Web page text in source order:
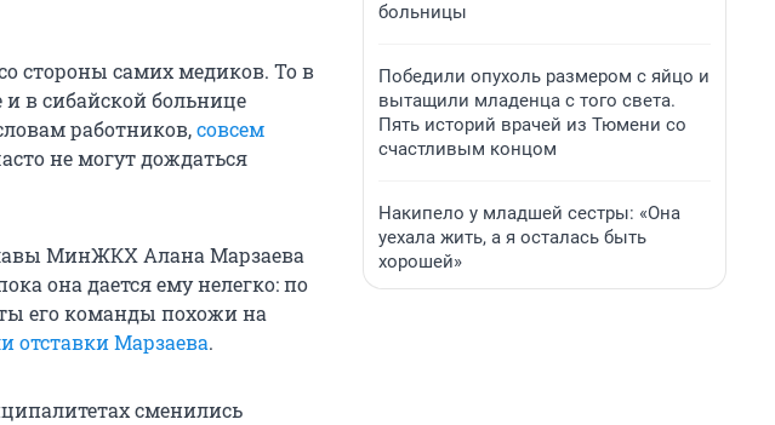
стороны самих медиков. То в
в сибайской больнице
работников,совсем
не могут дождаться
МинЖКХ Алана Марзаева
она дается ему нелегко: по
его команды похожи на
отставки Марзаева.
сменились
больницы
Победили опухоль размером с яйцо и
вытащили младенца с того света.
Пять историй врачей из Тюмени со
счастливым концом
Накипело у младшей сестры: «Она
уехала жить, а я осталась быть
хорошей»